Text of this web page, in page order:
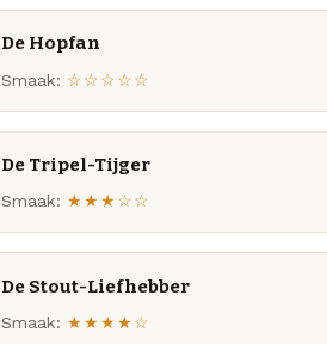
De Hopfan
Smaak: ☆☆☆☆☆
De Tripel-Tijger
Smaak: ★★★☆☆
De Stout-Liefhebber
Smaak: ★★★★☆